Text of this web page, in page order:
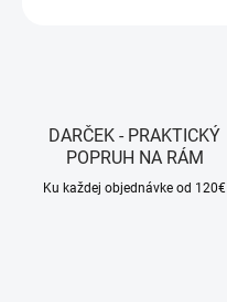
DARČEK - PRAKTICKÝ
POPRUH NA RÁM
Ku každej objednávke od 120€